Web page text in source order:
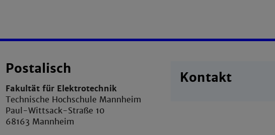
Postalisch
Fakultät für Elektrotechnik
Technische Hochschule Mannheim
Paul-Wittsack-Straße 10
68163 Mannheim
Kontakt